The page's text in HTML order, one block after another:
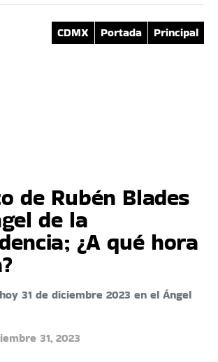
CDMX Portada Principal
de Rubén Blades
de la
¿A qué hora
31 de diciembre 2023 en el Ángel
31, 2023